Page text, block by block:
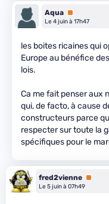
Aqua Premium
Le 4 juin à 17h47
les boites ricaines qui
Europe au bénéfice
lois.
Ca me fait penser aux
qui, de facto, à cause
constructeurs parce
respecter sur toute la
spécifiques pour le
fred2vienne Premium
Le 5 juin à 07h49